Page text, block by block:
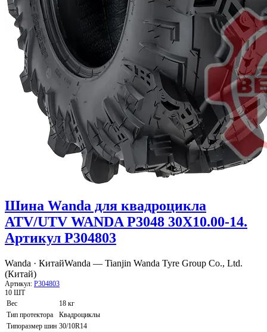
Шина Wanda для квадроцикла
ATV/UTV WANDA P3048 30X10.00-14.
Артикул P304803
Wanda · КитайWanda — Tianjin Wanda Tyre Group Co., Ltd.
(Китай)
Артикул: P304803
10 ШТ
Вес
18 кг
Тип протектора
Квадроциклы
Типоразмер шин 30/10R14